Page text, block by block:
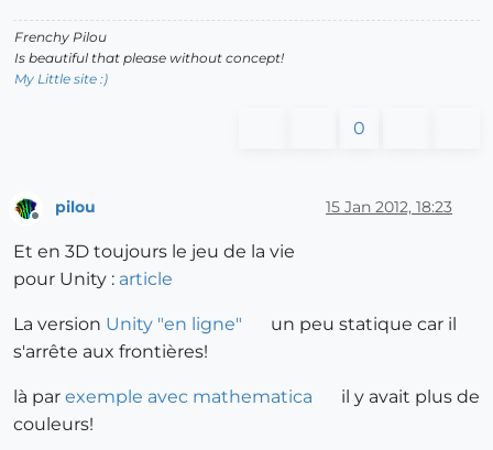
Frenchy Pilou
Is beautiful that please without concept!
My Little site :)
0
Offline
pilou 15 Jan 2012, 18:23
Et en 3D toujours le jeu de la vie
pour Unity : article
La version Unity "en ligne"
un peu statique car il
s'arrête aux frontières!
là par exemple avec mathematica
il y avait plus de
couleurs!